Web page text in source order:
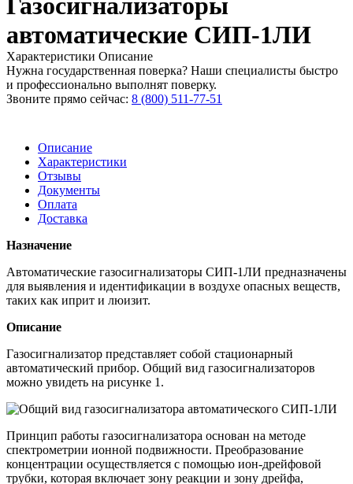
Газосигнализаторы
автоматические СИП-1ЛИ
Характеристики Описание
Нужна государственная поверка? Наши специалисты быстро
и профессионально выполнят поверку.
Звоните прямо сейчас: 8 (800) 511-77-51
Описание
Характеристики
Отзывы
Документы
Оплата
Доставка
Назначение
Автоматические газосигнализаторы СИП-1ЛИ предназначены
для выявления и идентификации в воздухе опасных веществ,
таких как иприт и люизит.
Описание
Газосигнализатор представляет собой стационарный
автоматический прибор. Общий вид газосигнализаторов
можно увидеть на рисунке 1.
Принцип работы газосигнализатора основан на методе
спектрометрии ионной подвижности. Преобразование
концентрации осуществляется с помощью ион-дрейфовой
трубки, которая включает зону реакции и зону дрейфа,